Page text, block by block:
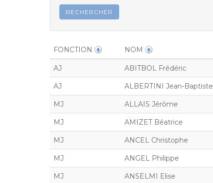
FONCTION NOM
AJ ABITBOL Frédéric
AJ ALBERTINI Jean-Baptiste
MJ ALLAIS Jérôme
MJ AMIZET Béatrice
MJ ANCEL Christophe
MJ ANGEL Philippe
MJ ANSELMI Elise